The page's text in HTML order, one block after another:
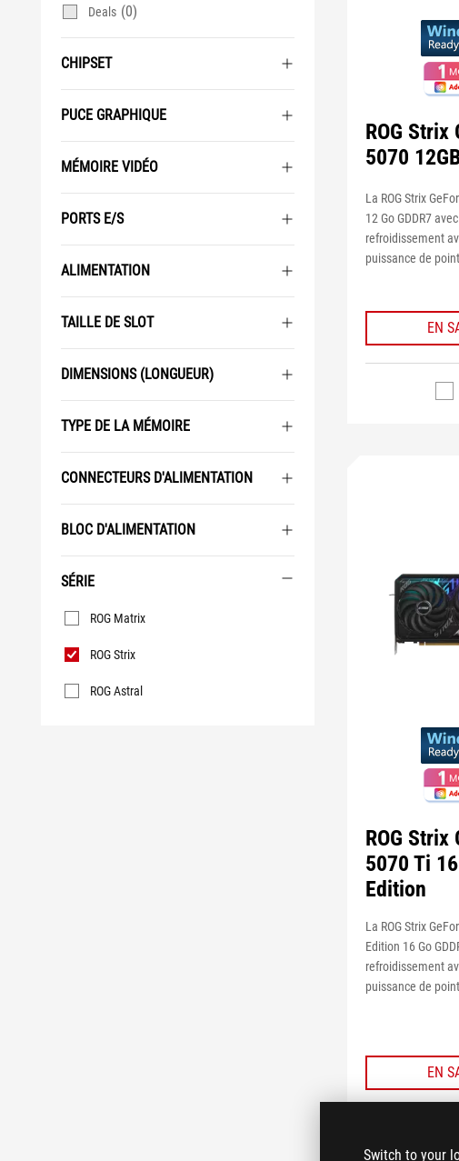
Switch to your
Deals (0)
CHIPSET
PUCE GRAPHIQUE
MÉMOIRE VIDÉO
PORTS E/S
ALIMENTATION
TAILLE DE SLOT
DIMENSIONS (LONGUEUR)
TYPE DE LA MÉMOIRE
CONNECTEURS D'ALIMENTATION
BLOC D'ALIMENTATION
SÉRIE
Série
ROG Matrix
ROG Strix
ROG Astral
ROG Strix
5070
La ROG Strix
12 Go GDDR7
refroidissement
puissance de
EN
ROG Strix
5070 Ti
Edition
La ROG Strix
Edition 16 Go
refroidissement
puissance de
EN